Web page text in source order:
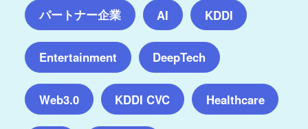
パートナー企業 AI KDDI
Entertainment DeepTech
Web3.0 KDDI CVC Healthcare